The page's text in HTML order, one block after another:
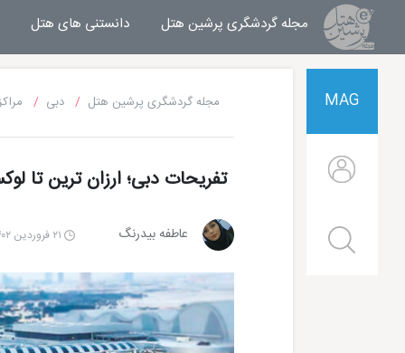
مجله گردشگری پرشین هتل مجله خبری پرشین هتل
دانستنی های هتل
MAG مجله گردشگری پرشین هتل دبی
تفریحات دبی؛ ارزان ترین تا
عاطفه بیدرنگ ۲۱ فروردین ۱۴۰۲ | ۱۶:۰۷